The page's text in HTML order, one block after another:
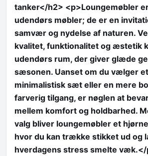
tanker</h2> <p>Loungemøbler
udendørs møbler; de er en
samvær og nydelse af naturen.
kvalitet, funktionalitet og æstetik
udendørs rum, der giver glæde
sæsonen. Uanset om du vælger
minimalistisk sæt eller en mere
farverig tilgang, er nøglen at
mellem komfort og holdbarhed.
valg bliver loungemøbler et
hvor du kan trække stikket ud og
hverdagens stress smelte væk.</